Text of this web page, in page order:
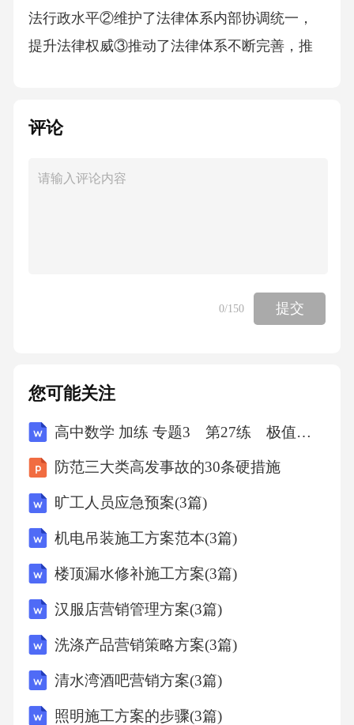
法行政水平②维护了法律体系内部协调统一，
提升法律权威③推动了法律体系不断完善，推
销售服务公司购买家用汽车一辆。双方约定“保
人签订购买合同，该公司将车辆交付给李某
在恶意，不影响定责②甲公司构成违约，需承
担赔偿损失等责任③未经仲裁，李某不得直接
搭图片和视频受到不少粉丝喜爱和关注，其肖
像具有一定的商业价值。某贸易公司在其注册
经营的某网络店铺的商品销向某诉至法院。向
权行为，删除侵权链接②贸易公司采取补救措
施，双倍赔偿违约金③签订广告代言合同，并
返还销售所获利润④赔偿损失及合理维权费
用，并赔礼道歉11.近年来，张家口市弘扬北京
文奥之城处处绽放文明之花。之所以弘扬冬奥
精神，是因为①意识具有反作用，决定了城市
建设和社会发展的方向②意识具有能动创造
评论
0/150 提交
您可能关注
高中数学 加练 专题3 第27练 极值点偏移(一)
防范三大类高发事故的30条硬措施
旷工人员应急预案(3篇)
机电吊装施工方案范本(3篇)
楼顶漏水修补施工方案(3篇)
汉服店营销管理方案(3篇)
洗涤产品营销策略方案(3篇)
清水湾酒吧营销方案(3篇)
照明施工方案的步骤(3篇)